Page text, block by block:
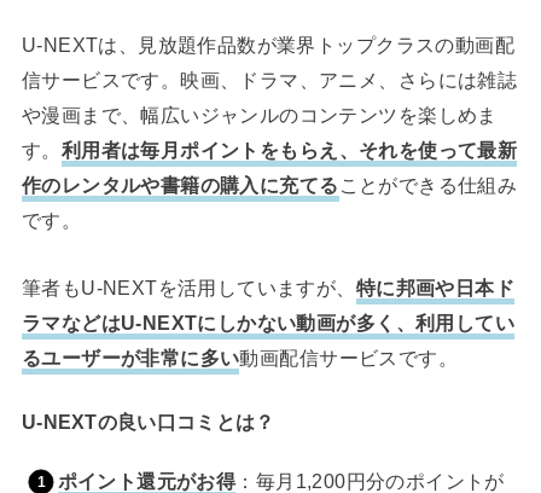
U-NEXTは、見放題作品数が業界トップクラスの動画配
信サービスです。映画、ドラマ、アニメ、さらには雑誌
や漫画まで、幅広いジャンルのコンテンツを楽しめま
す。 利用者は毎月ポイントをもらえ、それを使って最新
作のレンタルや書籍の購入に充てる ことができる仕組み
です。
筆者もU-NEXTを活用していますが、 特に邦画や日本ド
ラマなどはU-NEXTにしかない動画が多く、利用してい
るユーザーが非常に多い動画配信サービスです。
U-NEXTの良い口コミとは？
ポイント還元がお得：毎月1,200円分のポイントが